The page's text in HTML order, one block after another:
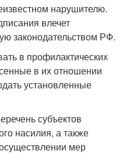
нарушителю.
влечет
законодательством РФ.
в профилактических
в их отношении
установленные
субъектов
насилия, а также
мер